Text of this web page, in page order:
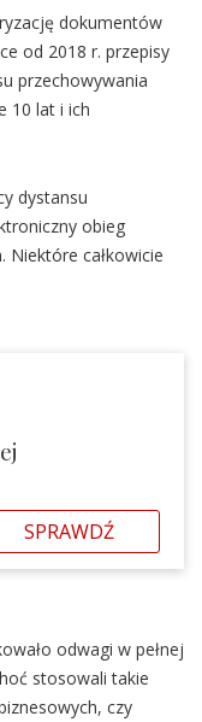
dokumentów
od 2018 r. przepisy
przechowywania
10 lat i ich
dystansu
obieg
całkowicie
SPRAWDŹ
odwagi w pełnej
stosowali takie
czy